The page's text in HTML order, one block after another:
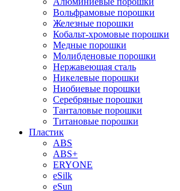
Вольфрамовые порошки
Железные порошки
Кобальт-хромовые порошки
Медные порошки
Молибденовые порошки
Нержавеющая сталь
Никелевые порошки
Ниобиевые порошки
Серебряные порошки
Танталовые порошки
Титановые порошки
Пластик
ABS
ABS+
ERYONE
eSilk
eSun